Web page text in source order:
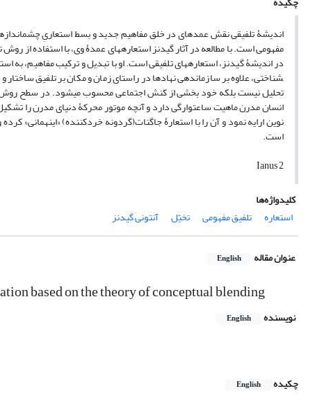
اندیشۀ تلفیقی نقش عمده­ای در خلق مفاهیم جدید و بسط استعاریِ
مفهومی است. با مطالعه در آثار گیدنز استعاره­های عمدۀ وی، با استفاده از
شناختی، علاوه بر سازماندهی نهادها در راستای زمان و مکان بر تلفیق
تحلیل نیست بلکه خود بخشی از کنش اجتماعی محسوب می­شود. در سطح
انسان مدرن ماهیت ساعت­وارگی دارد و آنچه موتور محرکۀ دنیای مدرن را
است.
2 Ianus
کلیدواژه‌ها
استعاره
تلفیق مفهومی تخیّل آنتونی گیدنز
عنوان مقاله English
based on the theory of conceptual blending
نویسنده English
چکیده
English